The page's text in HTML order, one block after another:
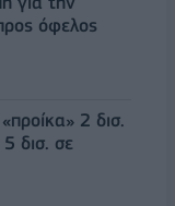
όφελος
2 δισ.
δισ. σε